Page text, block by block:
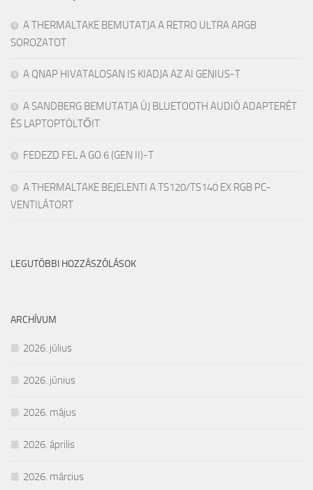
A THERMALTAKE BEMUTATJA A RETRO ULTRA ARGB
SOROZATOT
A QNAP HIVATALOSAN IS KIADJA AZ AI GENIUS-T
A SANDBERG BEMUTATJA ÚJ BLUETOOTH AUDIÓ ADAPTERÉT
ÉS LAPTOPTÖLTŐIT
FEDEZD FEL A GO 6 (GEN II)-T
A THERMALTAKE BEJELENTI A TS120/TS140 EX RGB PC-
VENTILÁTORT
LEGUTÓBBI HOZZÁSZÓLÁSOK
ARCHÍVUM
2026. július
2026. június
2026. május
2026. április
2026. március